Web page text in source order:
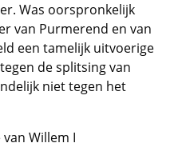
Was oorspronkelijk
van Purmerend en van
een tamelijk uitvoerige
de splitsing van
niet tegen het
Willem I